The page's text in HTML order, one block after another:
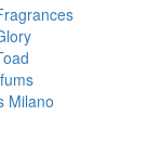
Milano